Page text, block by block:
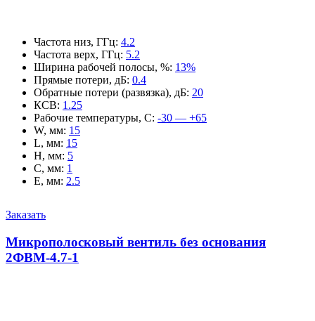
Частота низ, ГГц: 4.2
Частота верх, ГГц: 5.2
Ширина рабочей полосы, %: 13%
Прямые потери, дБ: 0.4
Обратные потери (развязка), дБ: 20
КСВ: 1.25
Рабочие температуры, С: -30 — +65
W, мм: 15
L, мм: 15
H, мм: 5
C, мм: 1
E, мм: 2.5
Заказать
Микрополосковый вентиль без основания
2ФВМ-4.7-1